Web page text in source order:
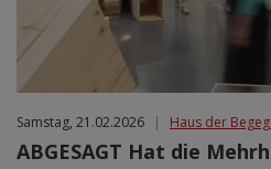
Samstag, 21.02.2026 | Haus der
ABGESAGT Hat die